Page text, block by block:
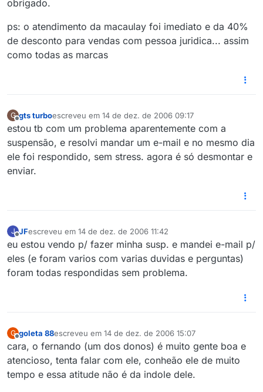
obrigado.
ps: o atendimento da macaulay foi imediato e da 40%
de desconto para vendas com pessoa juridica... assim
como todas as marcas
G
Offline
gts turboescreveu em 14 de dez. de 2006 09:17
última edição por
estou tb com um problema aparentemente com a
suspensão, e resolvi mandar um e-mail e no mesmo dia
ele foi respondido, sem stress. agora é só desmontar e
enviar.
J
Offline
JFescreveu em 14 de dez. de 2006 11:42
última edição por
eu estou vendo p/ fazer minha susp. e mandei e-mail p/
eles (e foram varios com varias duvidas e perguntas)
foram todas respondidas sem problema.
G goleta 88escreveu em 14 de dez. de 2006 15:07
última edição por
cara, o fernando (um dos donos) é muito gente boa e
atencioso, tenta falar com ele, conheão ele de muito
tempo e essa atitude não é da indole dele.